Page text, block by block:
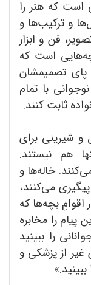
که هنر را
و ترکیب‌ها و
فن و ابزار
است که
پای تصمیمشان
با تمام
ثابت کنند.
و شیرینی برای
هم نیستند.
خاله‌ها و
می‌کنند،
بچه‌ها که
پیام را مخابره
را ببینید
از پزشکی و